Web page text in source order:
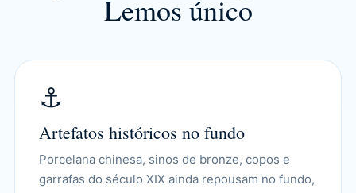
Lemos único
⚓
Artefatos históricos no fundo
Porcelana chinesa, sinos de bronze, copos e
garrafas do século XIX ainda repousam no fundo,